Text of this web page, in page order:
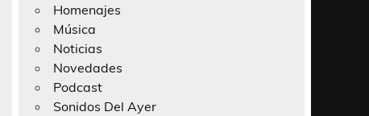
Homenajes
Música
Noticias
Novedades
Podcast
Sonidos Del Ayer